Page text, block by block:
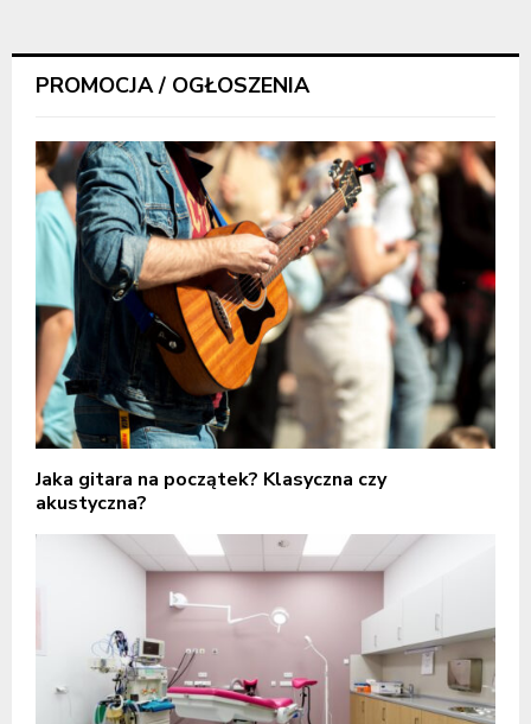
PROMOCJA / OGŁOSZENIA
Jaka gitara na początek? Klasyczna czy
akustyczna?